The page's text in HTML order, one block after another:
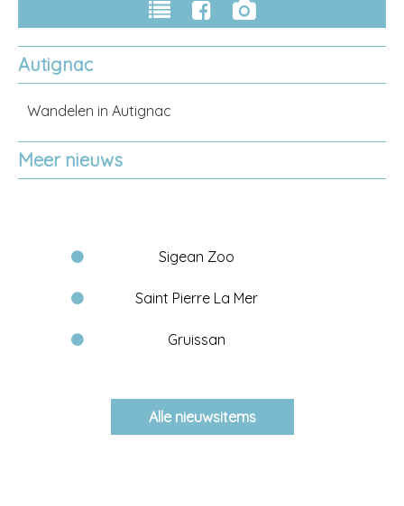
Autignac
Wandelen in Autignac
Meer nieuws
Sigean Zoo
Saint Pierre La Mer
Gruissan
Alle nieuwsitems